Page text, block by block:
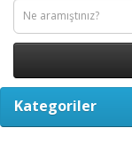
Kategoriler